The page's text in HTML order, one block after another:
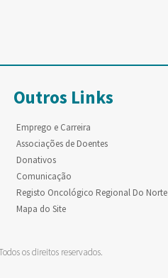
Outros Links
Emprego e Carreira
Associações de Doentes
Donativos
Comunicação
Registo Oncológico Regional Do Norte
Mapa do Site
os direitos reservados.